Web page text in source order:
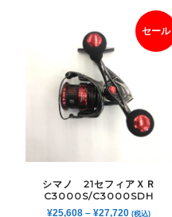
セール
シマノ 21セフィアＸＲ
C3000S/C3000SDH
¥25,608 –¥27,720 (税込)